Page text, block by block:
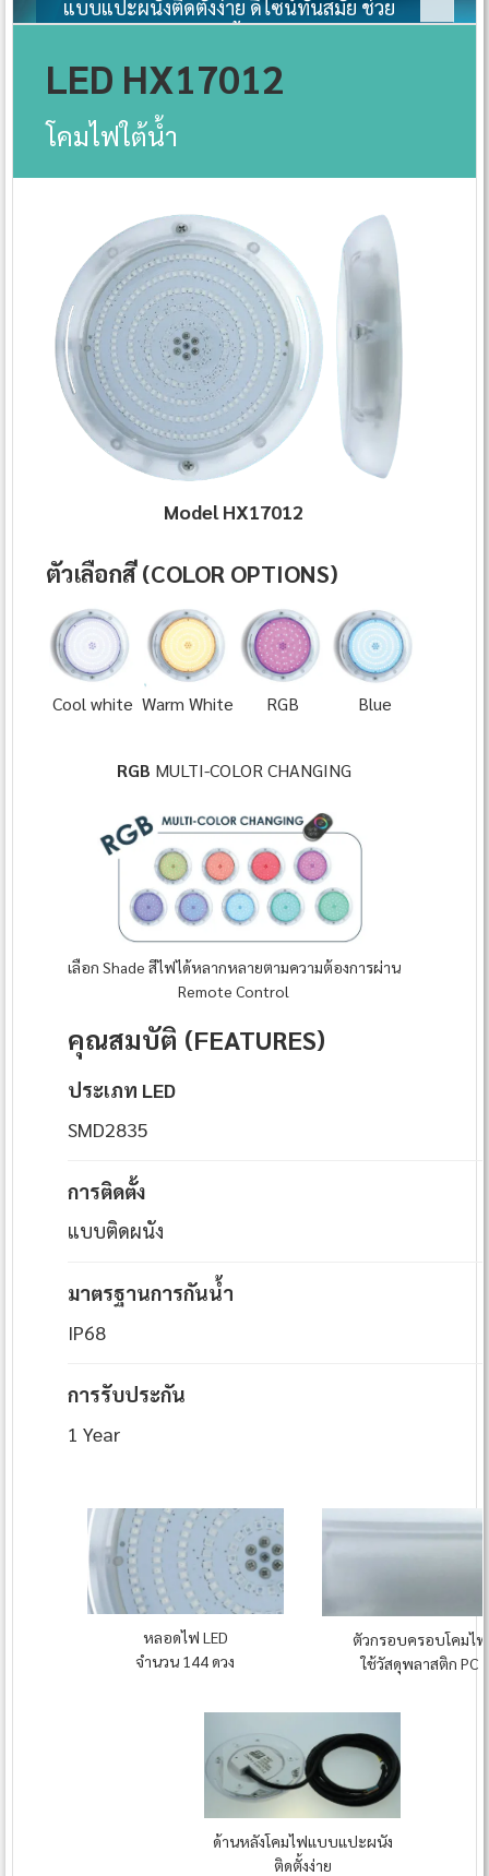
แบบแปะผนังติดตั้งง่าย ดีไซน์ทันสมัย ช่วย
LED HX17012
โคมไฟใต้น้ำ
Model HX17012
ตัวเลือกสี (COLOR OPTIONS)
Cool white Warm White RGB Blue
RGB MULTI-COLOR CHANGING
เลือก Shade สีไฟได้หลากหลายตามความต้องการผ่าน
Remote Control
คุณสมบัติ (FEATURES)
ประเภท LED
SMD2835
การติดตั้ง
แบบติดผนัง
มาตรฐานการกันน้ำ
IP68
การรับประกัน
1 Year
หลอดไฟ LED
จำนวน 144 ดวง
ตัวกรอบครอบโคมไฟ
ใช้วัสดุพลาสติก PC
ด้านหลังโคมไฟแบบแปะผนัง
ติดตั้งง่าย